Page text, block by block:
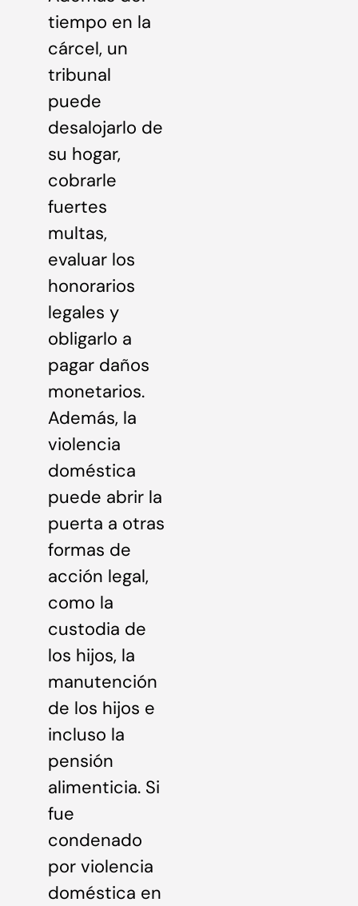
tiempo en la
cárcel, un
tribunal
puede
desalojarlo de
su hogar,
cobrarle
fuertes
multas,
evaluar los
honorarios
legales y
obligarlo a
pagar daños
monetarios.
Además, la
violencia
doméstica
puede abrir la
puerta a otras
formas de
acción legal,
como la
custodia de
los hijos, la
manutención
de los hijos e
incluso la
pensión
alimenticia. Si
fue
condenado
por violencia
doméstica en